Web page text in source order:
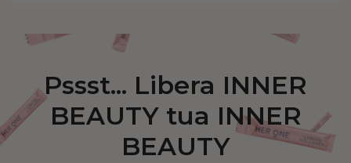
Pssst... Libera INNER
BEAUTY tua INNER
BEAUTY